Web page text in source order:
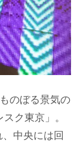
のぼる景気の
ク東京」。
中央には回